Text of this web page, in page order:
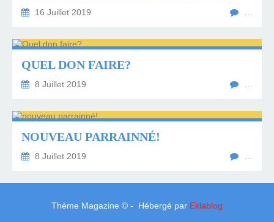
16 Juillet 2019
QUEL DON FAIRE?
8 Juillet 2019
NOUVEAU PARRAINNÉ!
8 Juillet 2019
Thème Magazine © - Hébergé par Eklablog